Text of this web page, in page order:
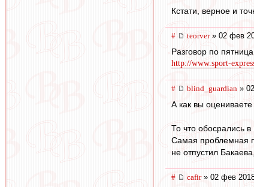
Кстати, верное и
# teorver» 02 фев
Разговор по
http://www.sport-
# blind_guardian »
А как вы
То что обосрались
Самая проблемная
не отпустил
# cafir» 02 фев